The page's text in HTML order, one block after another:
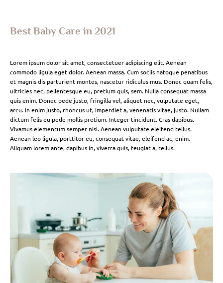
Best Baby Care in 2021
Lorem ipsum dolor sit amet, consectetuer adipiscing elit. Aenean
commodo ligula eget dolor. Aenean massa. Cum sociis natoque penatibus
et magnis dis parturient montes, nascetur ridiculus mus. Donec quam felis,
ultricies nec, pellentesque eu, pretium quis, sem. Nulla consequat massa
quis enim. Donec pede justo, fringilla vel, aliquet nec, vulputate eget,
arcu. In enim justo, rhoncus ut, imperdiet a, venenatis vitae, justo. Nullam
dictum felis eu pede mollis pretium. Integer tincidunt. Cras dapibus.
Vivamus elementum semper nisi. Aenean vulputate eleifend tellus.
Aenean leo ligula, porttitor eu, consequat vitae, eleifend ac, enim.
Aliquam lorem ante, dapibus in, viverra quis, feugiat a, tellus.